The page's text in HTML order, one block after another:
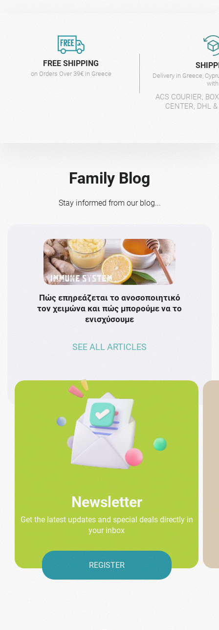
FREE SHIPPING
on Orders Over 39€ in Greece
Delivery in Greece,
ACS COURIER,
CENTER, DHL
Family Blog
Stay informed from our blog...
Πώς επηρεάζεται το ανοσοποιητικό
τον χειμώνα και πώς μπορούμε να το
ενισχύσουμε
SEE ALL ARTICLES
Newsletter
Get the latest updates and special deals directly in
your inbox
REGISTER